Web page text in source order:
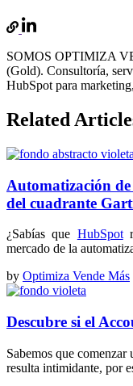
SOMOS OPTIMIZA
(Gold). Consultoría,
HubSpot para
Related
Automatización
del cuadrante
¿Sabías que HubSpot
mercado de la
by Optimiza Vende Más
Descubre si el
Sabemos que comenzar
resulta intimidante, por